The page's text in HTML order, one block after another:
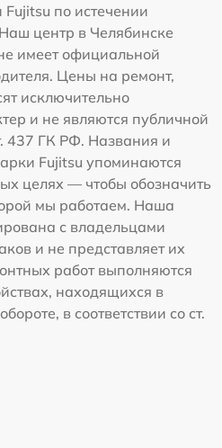
по истечении
центр в Челябинске
имеет официальной
Цены на ремонт,
исключительно
и не являются публичной
437 ГК РФ. Названия и
Fujitsu упоминаются
целях — чтобы обозначить
мы работаем. Наша
с владельцами
и не представляет их
работ выполняются
находящихся в
в соответствии со ст.